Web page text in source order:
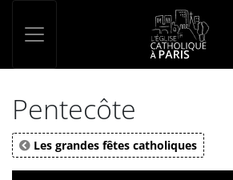
Pentecôte
Les grandes fêtes catholiques
Panneau de gestion des cookies